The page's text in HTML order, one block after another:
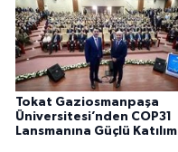
Tokat Gaziosmanpaşa
Üniversitesi’nden COP31
Lansmanına Güçlü Katılım